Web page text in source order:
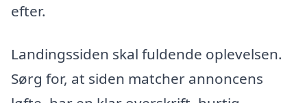
efter.
Landingssiden skal fuldende oplevelsen.
Sørg for, at siden matcher annoncens